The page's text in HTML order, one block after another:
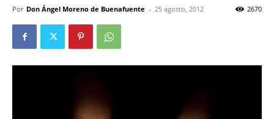
Por Don Ángel Moreno de Buenafuente - 25 agosto, 2012 2670